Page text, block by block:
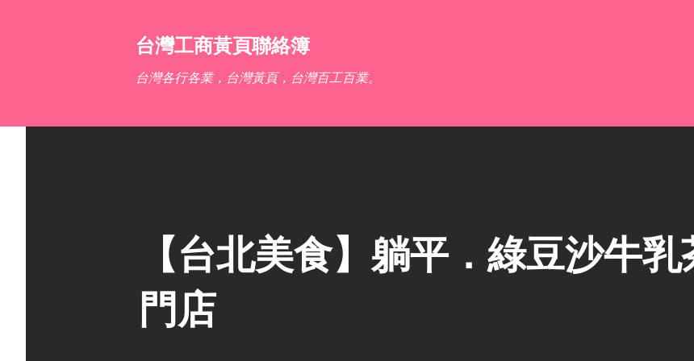
台灣工商黃頁聯絡簿
台灣各行各業，台灣黃頁，台灣百工百業。
【台北美食】躺平．綠豆沙牛
門店